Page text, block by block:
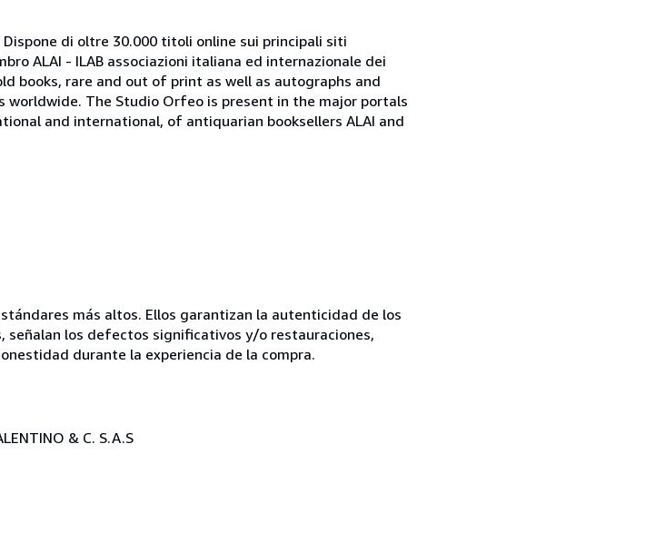
di oltre 30.000 titoli online sui principali siti
ALAI - ILAB associazioni italiana ed internazionale dei
books, rare and out of print as well as autographs and
The Studio Orfeo is present in the major portals
and international, of antiquarian booksellers ALAI and
más altos. Ellos garantizan la autenticidad de los
señalan los defectos significativos y/o restauraciones,
durante la experiencia de la compra.
& C. S.A.S